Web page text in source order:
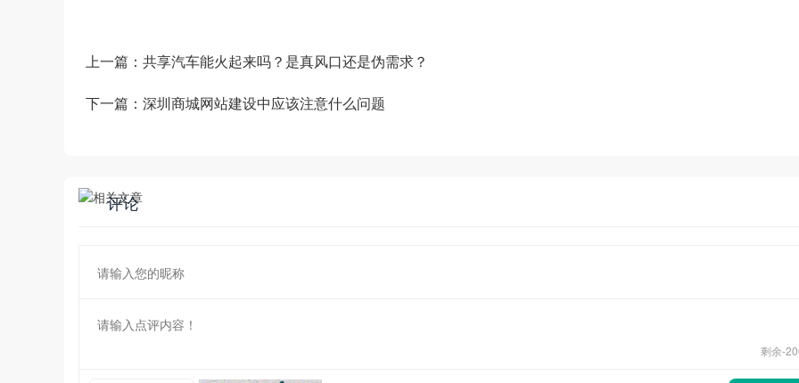
上一篇： 共享汽车能火起来吗？是真风口还是伪需求？
下一篇： 深圳商城网站建设中应该注意什么问题
评论
剩余-